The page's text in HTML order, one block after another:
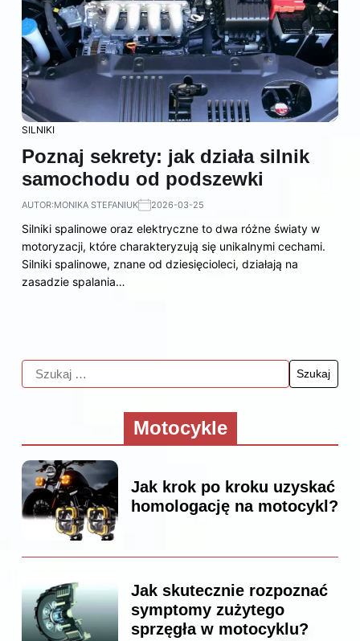
SILNIKI
Poznaj sekrety: jak działa silnik
samochodu od podszewki
AUTOR:MONIKA STEFANIUK 2026-03-25
Silniki spalinowe oraz elektryczne to dwa różne światy w
motoryzacji, które charakteryzują się unikalnymi cechami.
Silniki spalinowe, znane od dziesięcioleci, działają na
zasadzie spalania…
Motocykle
Jak krok po kroku uzyskać
homologację na motocykl?
Jak skutecznie rozpoznać
symptomy zużytego
sprzęgła w motocyklu?